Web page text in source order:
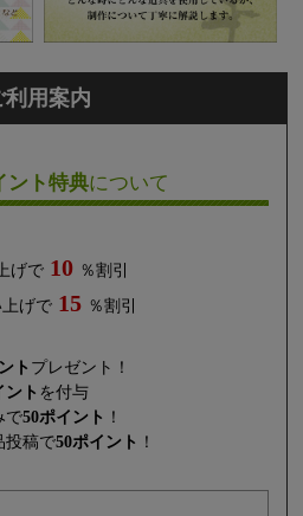
利用案内
ント特典について
げで 10 ％割引
げで 15 ％割引
ト プレゼント！
ント を付与
で50ポイント ！
投稿で50ポイント ！